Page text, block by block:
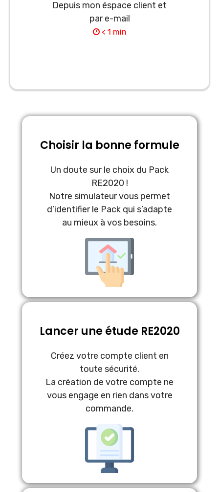
Depuis mon éspace client et
par e-mail
< 1 min
Choisir la bonne formule
Un doute sur le choix du Pack
RE2020 !
Notre simulateur vous permet
d’identifier le Pack qui s’adapte
au mieux à vos besoins.
Lancer une étude RE2020
Créez votre compte client en
toute sécurité.
La création de votre compte ne
vous engage en rien dans votre
commande.